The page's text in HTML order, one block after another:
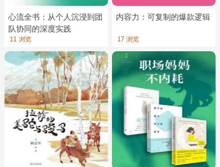
心流全书：从个人沉浸到团
队协同的深度实践
11 浏览
内容力：可复制的爆款逻辑
17 浏览